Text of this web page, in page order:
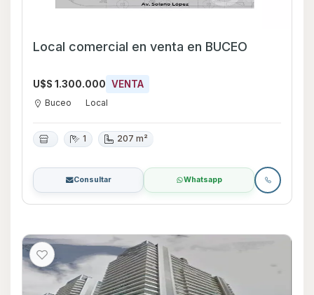
Local comercial en venta en BUCEO
U$S 1.300.000 VENTA
Buceo Local
1 207 m²
Consultar Whatsapp